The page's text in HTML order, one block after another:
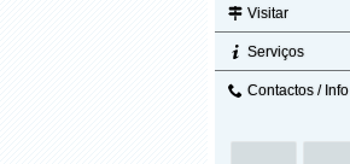
Visitar
Serviços
Contactos / Info